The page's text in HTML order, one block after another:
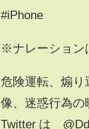
#iPhone
※ナレーション
危険運転、煽り
像、迷惑行為の
Twitter は